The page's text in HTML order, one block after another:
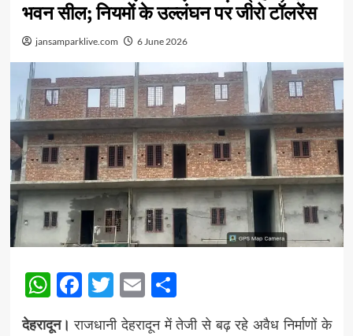
भवन सील; नियमों के उल्लंघन पर जीरो टॉलरेंस
jansamparklive.com 6 June 2026
WhatsApp
Facebook
Twitter
EmailShare
देहरादून। राजधानी देहरादून में तेजी से बढ़ रहे अवैध निर्माणों के